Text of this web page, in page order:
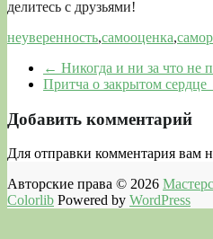
делитесь с друзьями!
неуверенность,самооценка,
← Никогда и ни за что не
Притча о закрытом сердце
Добавить комментарий
Для отправки комментария вам
Авторские права © 2026
Colorlib Powered by WordPress